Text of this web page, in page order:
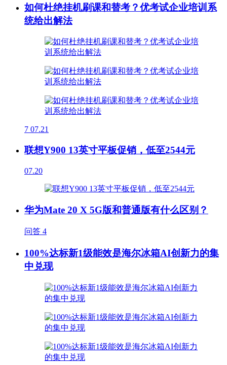
如何杜绝挂机刷课和替考？优考试企业培训系
统给出解法
7 07.21
联想Y900 13英寸平板促销，低至2544元
07.20
华为Mate 20 X 5G版和普通版有什么区别？
问答 4
100%达标新1级能效是海尔冰箱AI创新力的集
中兑现